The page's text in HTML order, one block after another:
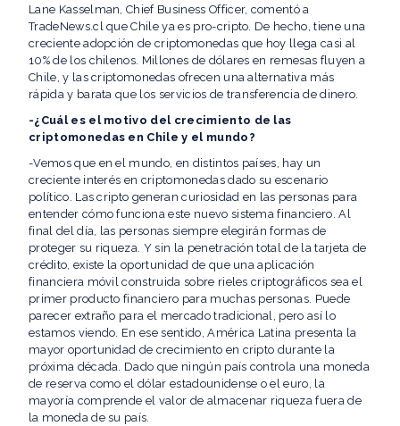
Lane Kasselman, Chief Business Officer, comentó a
TradeNews.cl que Chile ya es pro-cripto. De hecho, tiene una
creciente adopción de criptomonedas que hoy llega casi al
10% de los chilenos. Millones de dólares en remesas fluyen a
Chile, y las criptomonedas ofrecen una alternativa más
rápida y barata que los servicios de transferencia de dinero.
-¿Cuál es el motivo del crecimiento de las
criptomonedas en Chile y el mundo?
-Vemos que en el mundo, en distintos países, hay un
creciente interés en criptomonedas dado su escenario
político. Las cripto generan curiosidad en las personas para
entender cómo funciona este nuevo sistema financiero. Al
final del día, las personas siempre elegirán formas de
proteger su riqueza. Y sin la penetración total de la tarjeta de
crédito, existe la oportunidad de que una aplicación
financiera móvil construida sobre rieles criptográficos sea el
primer producto financiero para muchas personas. Puede
parecer extraño para el mercado tradicional, pero así lo
estamos viendo. En ese sentido, América Latina presenta la
mayor oportunidad de crecimiento en cripto durante la
próxima década. Dado que ningún país controla una moneda
de reserva como el dólar estadounidense o el euro, la
mayoría comprende el valor de almacenar riqueza fuera de
la moneda de su país.